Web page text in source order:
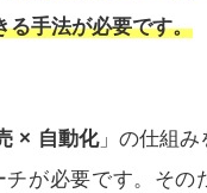
る手法が必要です。
× 自動化」の仕組み
が必要です。その